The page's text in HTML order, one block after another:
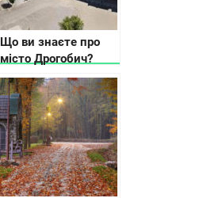
Що ви знаєте про
місто Дрогобич?